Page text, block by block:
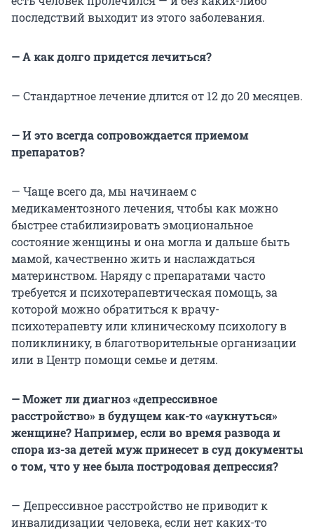
последствий выходит из этого заболевания.
— А как долго придется лечиться?
— Стандартное лечение длится от 12 до 20 месяцев.
— И это всегда сопровождается приемом
препаратов?
— Чаще всего да, мы начинаем с
медикаментозного лечения, чтобы как можно
быстрее стабилизировать эмоциональное
состояние женщины и она могла и дальше быть
мамой, качественно жить и наслаждаться
материнством. Наряду с препаратами часто
требуется и психотерапевтическая помощь, за
которой можно обратиться к врачу-
психотерапевту или клиническому психологу в
поликлинику, в благотворительные организации
или в Центр помощи семье и детям.
— Может ли диагноз «депрессивное
расстройство» в будущем как-то «аукнуться»
женщине? Например, если во время развода и
спора из-за детей муж принесет в суд документы
о том, что у нее была постродовая депрессия?
— Депрессивное расстройство не приводит к
инвалидизации человека, если нет каких-то